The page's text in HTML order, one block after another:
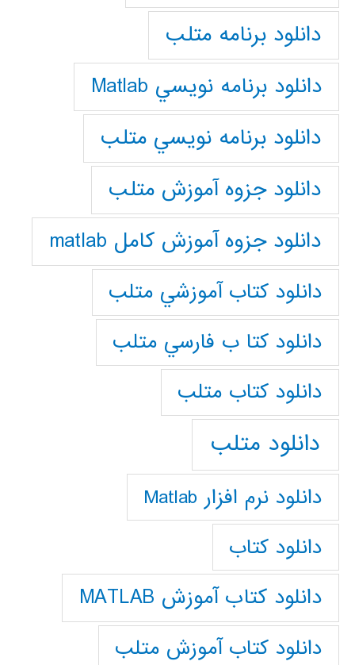
دانلود برنامه متلب
دانلود برنامه نويسي Matlab
دانلود برنامه نويسي متلب
دانلود جزوه آموزش متلب
دانلود جزوه آموزش کامل matlab
دانلود كتاب آموزشي متلب
دانلود كتا ب فارسي متلب
دانلود كتاب متلب
دانلود متلب
دانلود نرم افزار Matlab
دانلود کتاب
دانلود کتاب آموزش MATLAB
دانلود کتاب آموزش متلب